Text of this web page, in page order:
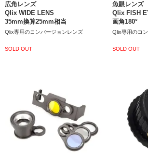
広角レンズ
Qlix WIDE LENS
35mm換算25mm相当
Qlix専用のコンバージョンレンズ
SOLD OUT
魚眼レンズ
Qlix FISH
画角180°
Qlix専用のコ
SOLD OUT